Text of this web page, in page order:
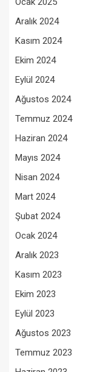
Aralık 2024
Kasım 2024
Ekim 2024
Eylül 2024
Ağustos 2024
Temmuz 2024
Haziran 2024
Mayıs 2024
Nisan 2024
Mart 2024
Şubat 2024
Ocak 2024
Aralık 2023
Kasım 2023
Ekim 2023
Eylül 2023
Ağustos 2023
Temmuz 2023